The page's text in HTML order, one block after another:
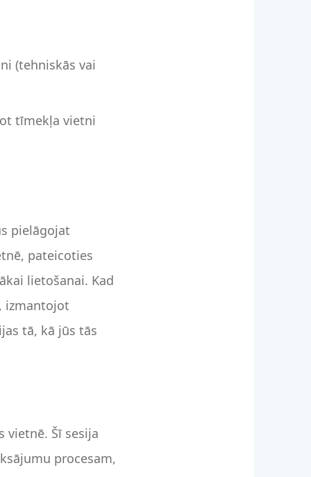
(tehniskās vai
tīmekļa vietni
pielāgojat
pateicoties
lietošanai. Kad
izmantojot
tā, kā jūs tās
vietnē. Šī sesija
procesam,